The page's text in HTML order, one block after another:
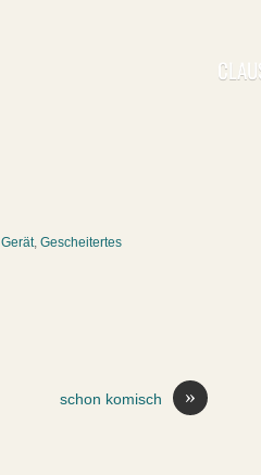
Gerät, Gescheitertes
»
schon komisch